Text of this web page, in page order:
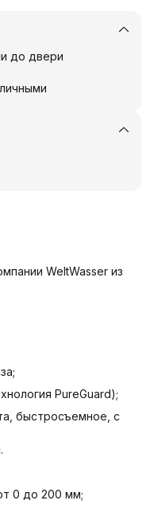
до двери
WeltWasser из
PureGuard);
быстросъемное, с
0 до 200 мм;